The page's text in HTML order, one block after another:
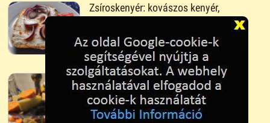
Zsíroskenyér: kovászos kenyér,
kacsazsír, paradicsom, lilahagyma
2025. Jan. 19.
Gyümölcstál
2025. Jan. 18.